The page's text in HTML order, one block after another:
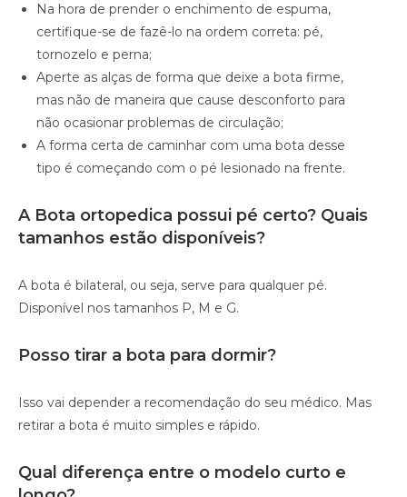
Na hora de prender o enchimento de espuma,
certifique-se de fazê-lo na ordem correta: pé,
tornozelo e perna;
Aperte as alças de forma que deixe a bota firme,
mas não de maneira que cause desconforto para
não ocasionar problemas de circulação;
A forma certa de caminhar com uma bota desse
tipo é começando com o pé lesionado na frente.
A Bota ortopedica possui pé certo? Quais
tamanhos estão disponíveis?
A bota é bilateral, ou seja, serve para qualquer pé.
Disponível nos tamanhos P, M e G.
Posso tirar a bota para dormir?
Isso vai depender a recomendação do seu médico. Mas
retirar a bota é muito simples e rápido.
Qual diferença entre o modelo curto e